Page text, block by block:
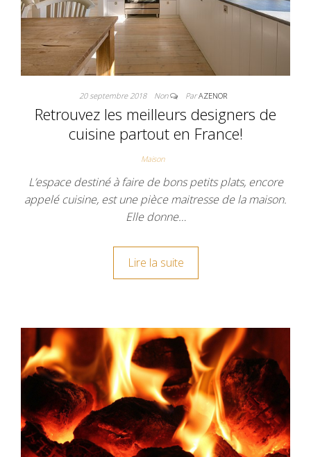
20 septembre 2018 Non ParAZENOR
Retrouvez les meilleurs designers de
cuisine partout en France!
Maison
L’espace destiné à faire de bons petits plats, encore
appelé cuisine, est une pièce maitresse de la maison.
Elle donne…
Lire la suite